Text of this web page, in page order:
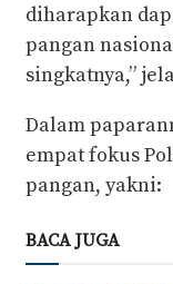
diharapkan
pangan
singkatnya,”
Dalam
empat fokus
pangan, yakni:
BACA JUGA